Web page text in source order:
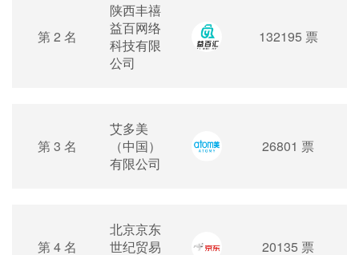
第 2 名
陕西丰禧
益百网络
科技有限
公司
132195 票
第 3 名
艾多美
（中国）
有限公司
26801 票
第 4 名
北京京东
世纪贸易
20135 票